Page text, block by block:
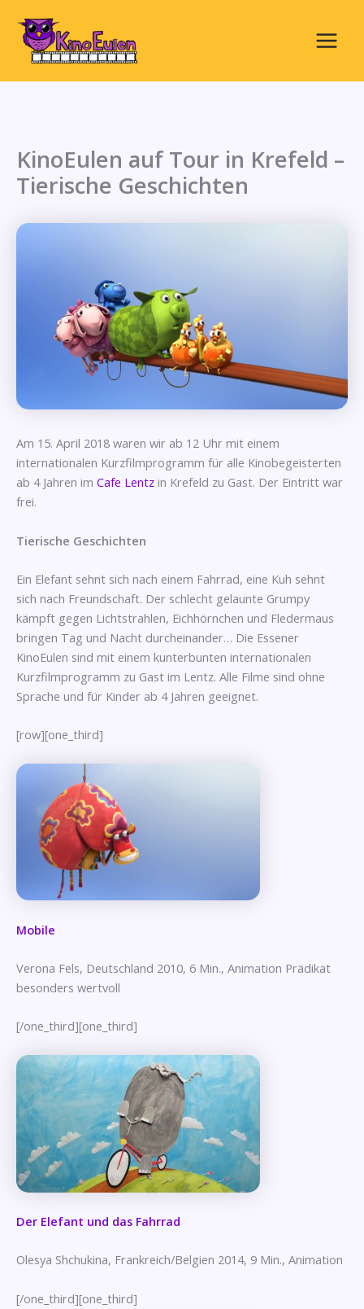
Inhalt
springen
Main
Menu
KinoEulen auf Tour in Krefeld –
Tierische Geschichten
Am 15. April 2018 waren wir ab 12 Uhr mit einem
internationalen Kurzfilmprogramm für alle Kinobegeisterten
ab 4 Jahren im Cafe Lentz in Krefeld zu Gast. Der Eintritt war
frei.
Tierische Geschichten
Ein Elefant sehnt sich nach einem Fahrrad, eine Kuh sehnt
sich nach Freundschaft. Der schlecht gelaunte Grumpy
kämpft gegen Lichtstrahlen, Eichhörnchen und Fledermaus
bringen Tag und Nacht durcheinander… Die Essener
KinoEulen sind mit einem kunterbunten internationalen
Kurzfilmprogramm zu Gast im Lentz. Alle Filme sind ohne
Sprache und für Kinder ab 4 Jahren geeignet.
[row][one_third]
Mobile
Verona Fels, Deutschland 2010, 6 Min., Animation Prädikat
besonders wertvoll
[/one_third][one_third]
Der Elefant und das Fahrrad
Olesya Shchukina, Frankreich/Belgien 2014, 9 Min., Animation
[/one_third][one_third]